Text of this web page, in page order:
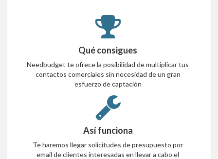
Qué consigues
Needbudget te ofrece la posibilidad de multiplicar tus
contactos comerciales sin necesidad de un gran
esfuerzo de captación
Así funciona
Te haremos llegar solicitudes de presupuesto por
email de clientes interesadas en llevar a cabo el